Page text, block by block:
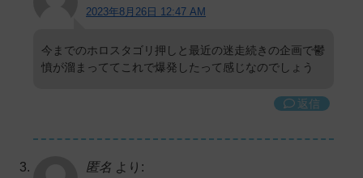
2023年8月26日 12:47 AM
今までのホロスタゴリ押しと最近の迷走続きの企画で鬱
憤が溜まっててこれで爆発したって感じなのでしょう
返信
匿名 より: